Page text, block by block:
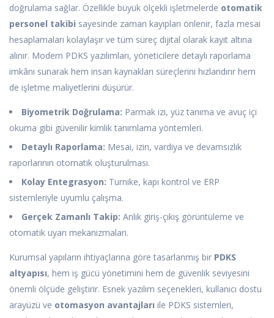
doğrulama sağlar. Özellikle büyük ölçekli işletmelerde otomatik
personel takibi sayesinde zaman kayıpları önlenir, fazla mesai
hesaplamaları kolaylaşır ve tüm süreç dijital olarak kayıt altına
alınır. Modern PDKS yazılımları, yöneticilere detaylı raporlama
imkânı sunarak hem insan kaynakları süreçlerini hızlandırır hem
de işletme maliyetlerini düşürür.
Biyometrik Doğrulama: Parmak izi, yüz tanıma ve avuç içi
okuma gibi güvenilir kimlik tanımlama yöntemleri.
Detaylı Raporlama: Mesai, izin, vardiya ve devamsızlık
raporlarının otomatik oluşturulması.
Kolay Entegrasyon: Turnike, kapı kontrol ve ERP
sistemleriyle uyumlu çalışma.
Gerçek Zamanlı Takip: Anlık giriş-çıkış görüntüleme ve
otomatik uyarı mekanizmaları.
Kurumsal yapıların ihtiyaçlarına göre tasarlanmış bir PDKS
altyapısı, hem iş gücü yönetimini hem de güvenlik seviyesini
önemli ölçüde geliştirir. Esnek yazılım seçenekleri, kullanıcı dostu
arayüzü ve otomasyon avantajları ile PDKS sistemleri,